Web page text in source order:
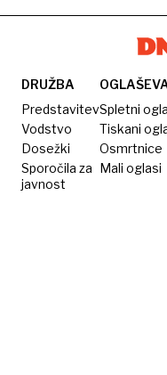
milijardo
za
Libanon
DRUŽBA
Predstavitev
Vodstvo
Dosežki
Sporočila za
javnost
Spletni
Tiskani
Osmrtnice
Mali oglasi